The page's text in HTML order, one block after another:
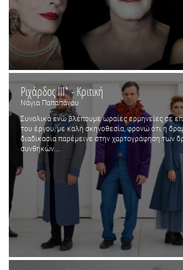
Ριχάρδος ΙΙΙ* - Κριτική
Νάγια Παπαπάνου
Συνολικά ενώ βλέπουμε ωραίες ερμηνείες σε
του έργου, με καλή σκηνοθεσία, φρονώ ότι η
διαδικασία παρέμεινε στην χαρτογράφηση των
συνθηκών....